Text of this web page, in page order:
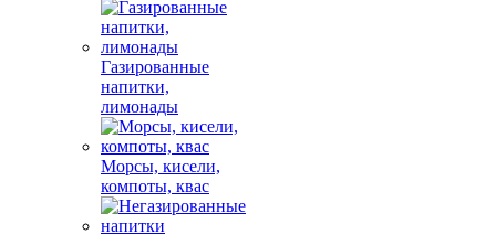
Газированные
напитки,
лимонады
Морсы, кисели,
компоты, квас